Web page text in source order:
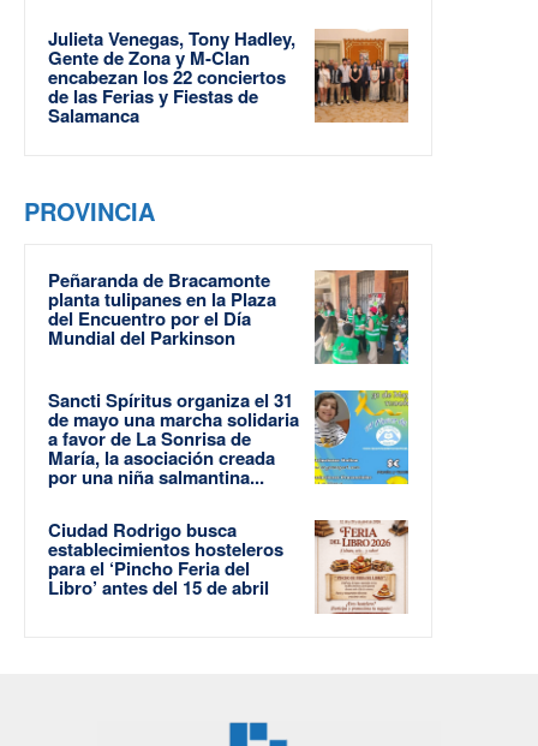
Julieta Venegas, Tony Hadley,
Gente de Zona y M-Clan
encabezan los 22 conciertos
de las Ferias y Fiestas de
Salamanca
PROVINCIA
Peñaranda de Bracamonte
planta tulipanes en la Plaza
del Encuentro por el Día
Mundial del Parkinson
Sancti Spíritus organiza el 31
de mayo una marcha solidaria
a favor de La Sonrisa de
María, la asociación creada
por una niña salmantina...
Ciudad Rodrigo busca
establecimientos hosteleros
para el ‘Pincho Feria del
Libro’ antes del 15 de abril